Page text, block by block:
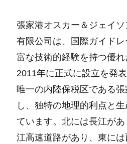
張家港オスカー＆ジェイ
有限公司は、国際ガイド
富な技術的経験を持つ優れ
2011年に正式に設立を発
唯一の内陸保税区である
し、独特の地理的利点と
ています。北には長江が
江高速道路があり、東に